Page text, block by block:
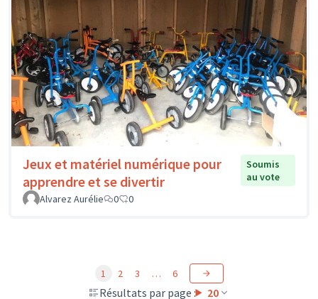
Jeux et matériel numérique pour
apprendre et se divertir
Soumis
au vote
Alvarez Aurélie
0 0
Résultats par page : 20
1 2 3 … 6